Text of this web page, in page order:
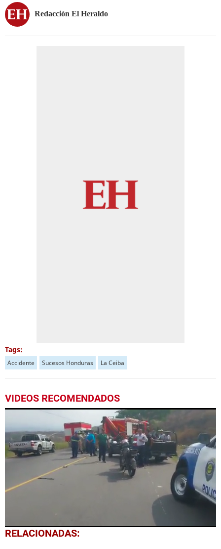
Redacción El Heraldo
Tags:
Accidente Sucesos Honduras La Ceiba
VIDEOS RECOMENDADOS
0
seconds
RELACIONADAS: